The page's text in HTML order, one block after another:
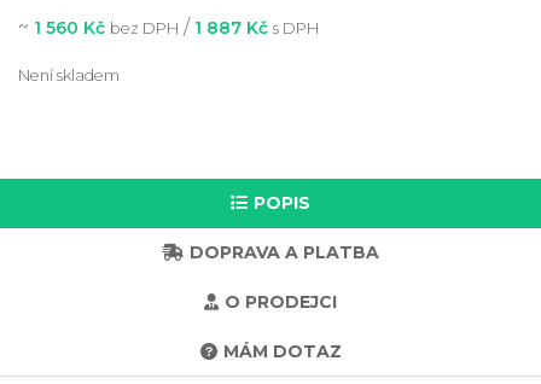
~ 1 560 Kč bez DPH / 1 887 Kč s DPH
Není skladem
POPIS
DOPRAVA A PLATBA
O PRODEJCI
MÁM DOTAZ